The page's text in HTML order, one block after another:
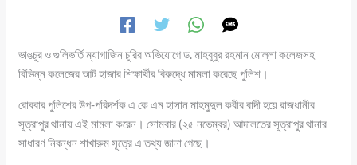
ভাঙচুর ও গুলিভর্তি ম্যাগাজিন চুরির অভিযোগে ড. মাহবুবুর রহমান মোল্লা কলেজসহ
বিভিন্ন কলেজের আট হাজার শিক্ষার্থীর বিরুদ্ধে মামলা করেছে পুলিশ।
রোববার পুলিশের উপ-পরিদর্শক এ কে এম হাসান মাহমুদুল কবীর বাদী হয়ে রাজধানীর
সূত্রাপুর থানায় এই মামলা করেন। সোমবার (২৫ নভেম্বর) আদালতের সূত্রাপুর থানার
সাধারণ নিবন্ধন শাখারুম সূত্রে এ তথ্য জানা গেছে।